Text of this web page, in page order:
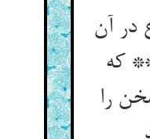
در آن
که
را